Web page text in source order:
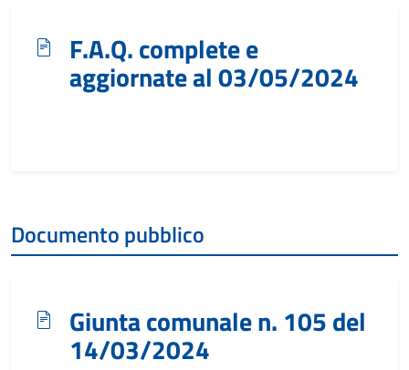
F.A.Q. complete e
aggiornate al 03/05/2024
Documento pubblico
Giunta comunale n. 105 del
14/03/2024